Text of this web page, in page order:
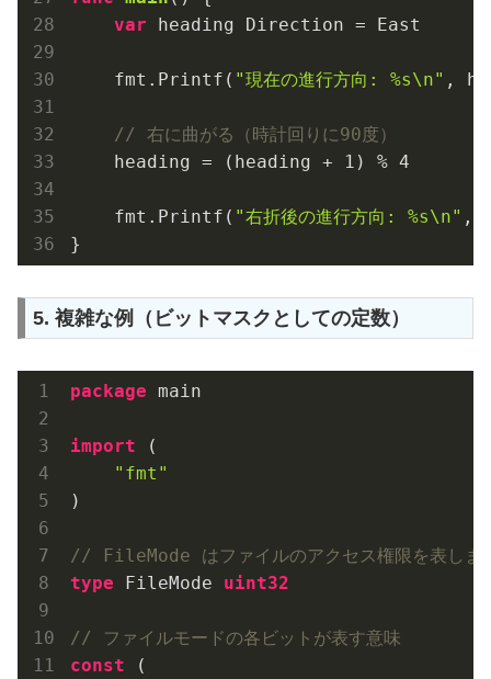
var heading Direction = East
    fmt.Printf(
"現在の進行方向: %s\n" ,
// 右に曲がる（時計回りに90度）
    heading = (heading +
1 ) % 4
    fmt.Printf(
"右折後の進行方向: %s\n" ,
5. 複雑な例（ビットマスクとしての定数）
package main
import (
"fmt"
)
// FileMode はファイルのアクセス権限を表しま
type FileMode uint32
// ファイルモードの各ビットが表す意味
const (